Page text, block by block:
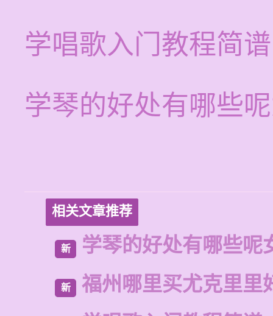
学唱歌入门教程简谱
学琴的好处有哪些
相关文章推荐
新 学琴的好处有哪些呢
新
福州哪里买尤克里里